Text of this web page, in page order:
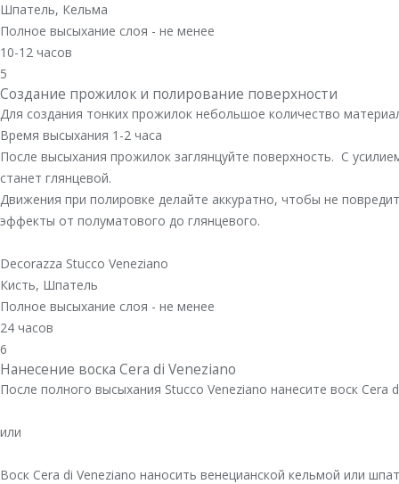
Шпатель, Кельма
Полное высыхание слоя - не менее
10-12 часов
5
Создание прожилок и полирование поверхности
Для создания тонких прожилок небольшое количество
Время высыхания 1-2 часа
После высыхания прожилок заглянцуйте поверхность. С
станет глянцевой.
Движения при полировке делайте аккуратно, чтобы не
эффекты от полуматового до глянцевого.
Decorazza Stucco Veneziano
Кисть, Шпатель
Полное высыхание слоя - не менее
24 часов
6
Нанесение воска Cera di Veneziano
После полного высыхания Stucco Veneziano нанесите воск
или
Воск Сera di Veneziano наносить венецианской кельмой или